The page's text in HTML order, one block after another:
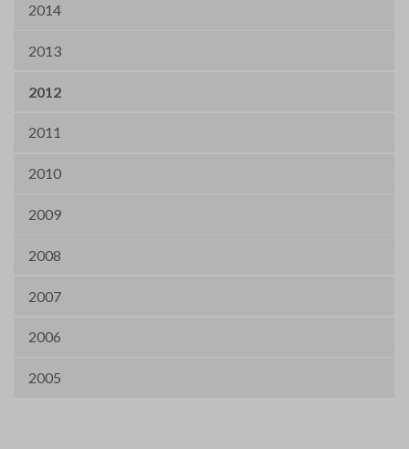
2014
2013
2012
2011
2010
2009
2008
2007
2006
2005